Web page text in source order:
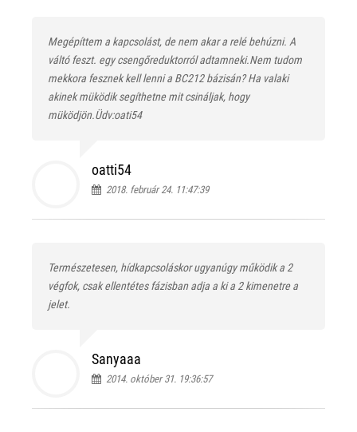
Megépíttem a kapcsolást, de nem akar a relé behúzni. A
váltó feszt. egy csengőreduktorról adtamneki.Nem tudom
mekkora fesznek kell lenni a BC212 bázisán? Ha valaki
akinek müködik segíthetne mit csináljak, hogy
müködjön.Üdv:oati54
oatti54
2018. február 24. 11:47:39
Természetesen, hídkapcsoláskor ugyanúgy működik a 2
végfok, csak ellentétes fázisban adja a ki a 2 kimenetre a
jelet.
Sanyaaa
2014. október 31. 19:36:57